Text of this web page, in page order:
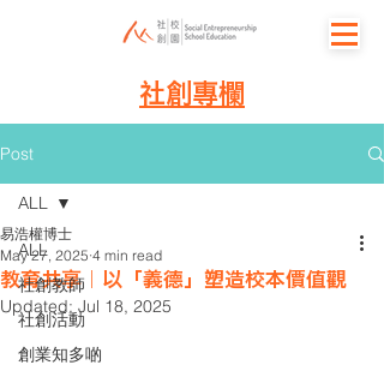
社創專欄
Post
ALL
社創教師
社創活動
創業知多啲
ALL
教育共享｜以「義德」塑造校本價值觀
易浩權博士
May 27, 2025 4 min read
Updated: Jul 18, 2025